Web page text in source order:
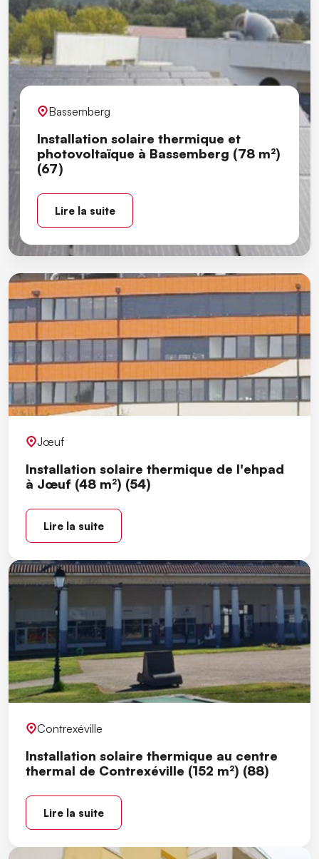
Bassemberg
Installation solaire thermique et
photovoltaïque à Bassemberg (78 m²)
(67)
Lire la suite
Jœuf
Installation solaire thermique de l'ehpad
à Jœuf (48 m²) (54)
Lire la suite
Contrexéville
Installation solaire thermique au centre
thermal de Contrexéville (152 m²) (88)
Lire la suite